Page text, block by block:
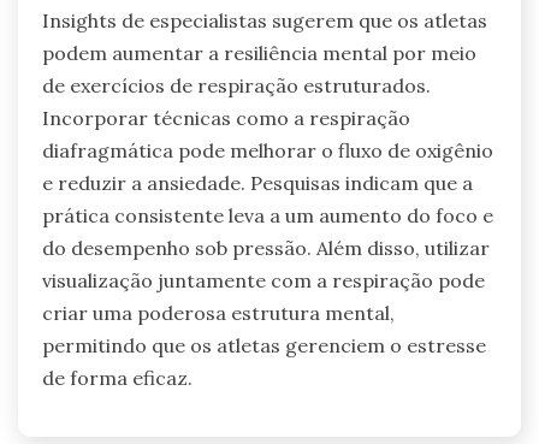
Insights de especialistas sugerem que os atletas
podem aumentar a resiliência mental por meio
de exercícios de respiração estruturados.
Incorporar técnicas como a respiração
diafragmática pode melhorar o fluxo de oxigênio
e reduzir a ansiedade. Pesquisas indicam que a
prática consistente leva a um aumento do foco e
do desempenho sob pressão. Além disso, utilizar
visualização juntamente com a respiração pode
criar uma poderosa estrutura mental,
permitindo que os atletas gerenciem o estresse
de forma eficaz.